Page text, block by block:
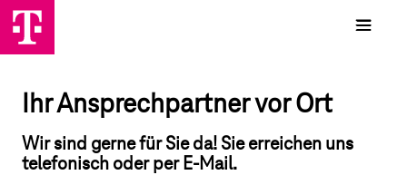
Ihr Ansprechpartner vor Ort
Wir sind gerne für Sie da! Sie erreichen uns
telefonisch oder per E-Mail.